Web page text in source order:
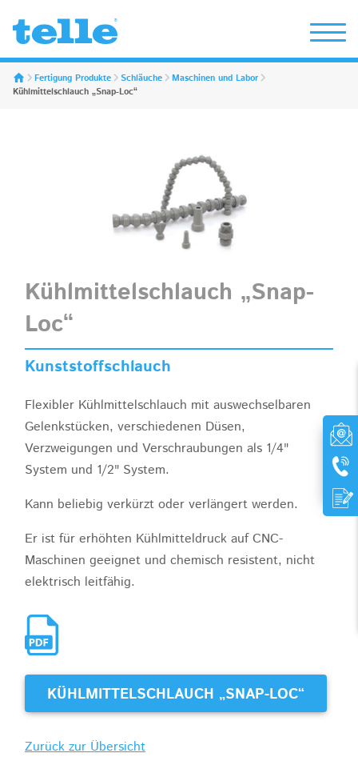
Erwin Telle GmbH
Fertigung Produkte Schläuche
Maschinen und Labor
Kühlmittelschlauch „Snap-Loc“
Kühlmittelschlauch „Snap-
Loc“
Kunststoffschlauch
Flexibler Kühlmittelschlauch mit auswechselbaren
Gelenkstücken, verschiedenen Düsen,
Verzweigungen und Verschraubungen als 1/4"
System und 1/2" System.
Kann beliebig verkürzt oder verlängert werden.
Er ist für erhöhten Kühlmitteldruck auf CNC-
Maschinen geeignet und chemisch resistent, nicht
elektrisch leitfähig.
KÜHLMITTELSCHLAUCH „SNAP-LOC“
Zurück zur Übersicht